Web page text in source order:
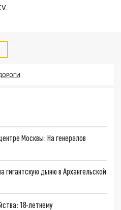
Москвы: На генералов
дыню в Архангельской
18-летнему